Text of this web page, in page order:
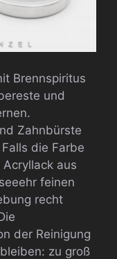
Brennspiritus
und
Zahnbürste
die Farbe
aus
feinen
recht
der Reinigung
zu groß